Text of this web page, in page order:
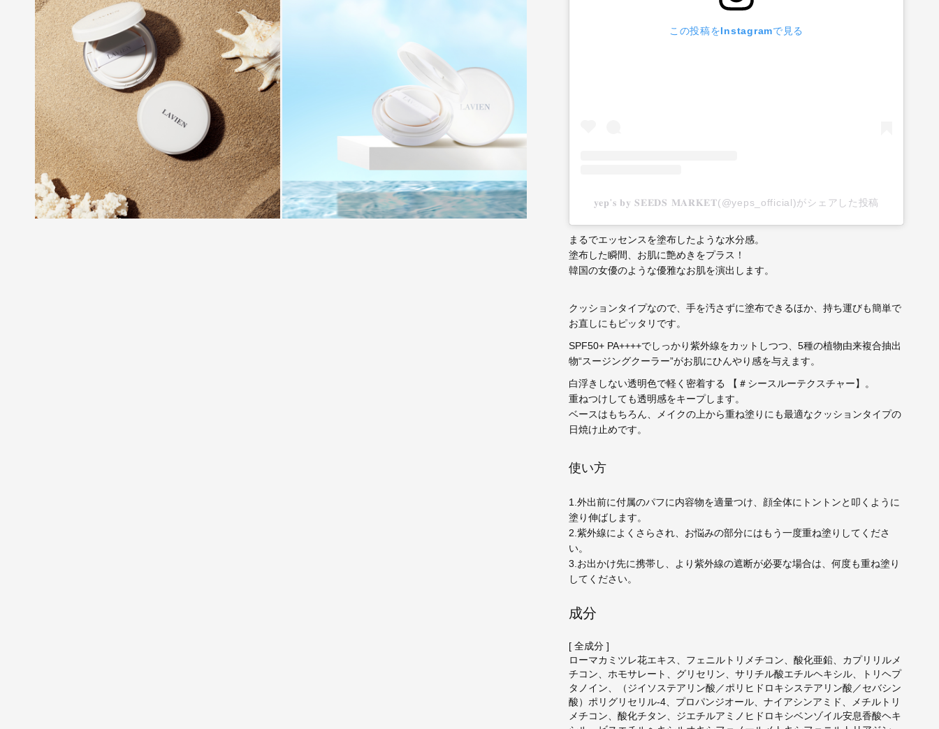
この投稿をInstagramで見る
𝐲𝐞𝐩'𝐬 𝐛𝐲 𝐒𝐄𝐄𝐃𝐒 𝐌𝐀𝐑𝐊𝐄𝐓(@yeps_official)がシェアした投稿
まるでエッセンスを塗布したような水分感。
塗布した瞬間、お肌に艶めきをプラス！
韓国の女優のような優雅なお肌を演出します。
クッションタイプなので、手を汚さずに塗布できるほか、持ち運びも簡単で
お直しにもピッタリです。
SPF50+ PA++++でしっかり紫外線をカットしつつ、5種の植物由来複合抽出
物“スージングクーラー”がお肌にひんやり感を与えます。
白浮きしない透明色で軽く密着する 【 ＃シースルーテクスチャー】。
重ねつけしても透明感をキープします。
ベースはもちろん、メイクの上から重ね塗りにも最適なクッションタイプの
日焼け止めです。
使い方
1.外出前に付属のパフに内容物を適量つけ、顔全体にトントンと叩くように
塗り伸ばします。
2.紫外線によくさらされ、お悩みの部分にはもう一度重ね塗りしてくださ
い。
3.お出かけ先に携帯し、より紫外線の遮断が必要な場合は、何度も重ね塗り
してください。
成分
[ 全成分 ]
ローマカミツレ花エキス、フェニルトリメチコン、酸化亜鉛、カプリリルメ
チコン、ホモサレート、グリセリン、サリチル酸エチルヘキシル、トリヘプ
タノイン、（ジイソステアリン酸／ポリヒドロキシステアリン酸／セバシン
酸）ポリグリセリル-4、プロパンジオール、ナイアシンアミド、メチルトリ
メチコン、酸化チタン、ジエチルアミノヒドロキシベンゾイル安息香酸ヘキ